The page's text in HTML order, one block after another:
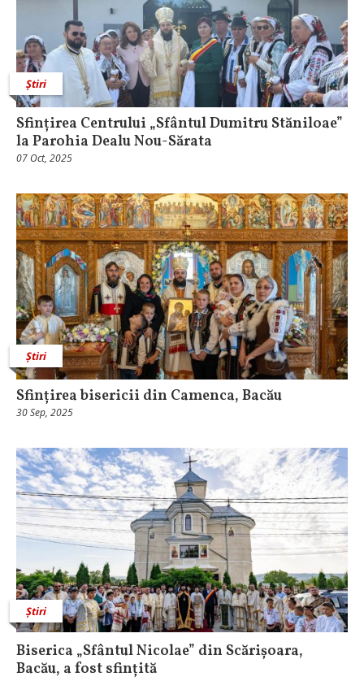
Știri
Sfințirea Centrului „Sfântul Dumitru Stăniloae”
la Parohia Dealu Nou-Sărata
07 Oct, 2025
Știri
Sfințirea bisericii din Camenca, Bacău
30 Sep, 2025
Știri
Biserica „Sfântul Nicolae” din Scărișoara,
Bacău, a fost sfințită